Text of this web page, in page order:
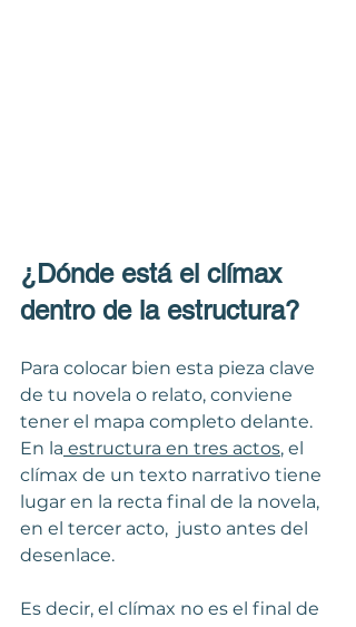
¿Dónde está el clímax
dentro de la estructura?
Para colocar bien esta pieza clave
de tu novela o relato, conviene
tener el mapa completo delante.
En la estructura en tres actos, el
clímax de un texto narrativo tiene
lugar en la recta final de la novela,
en el tercer acto,  justo antes del
desenlace.
Es decir, el clímax no es el final de